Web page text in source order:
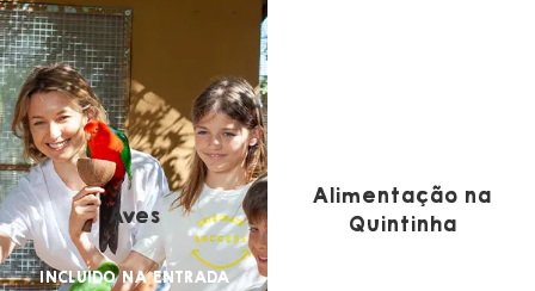
Aves
INCLUÍDO NA ENTRADA
Alimentação na
Quintinha